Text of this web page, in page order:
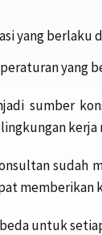
yang berlaku
yang
sumber
kerja
untuk